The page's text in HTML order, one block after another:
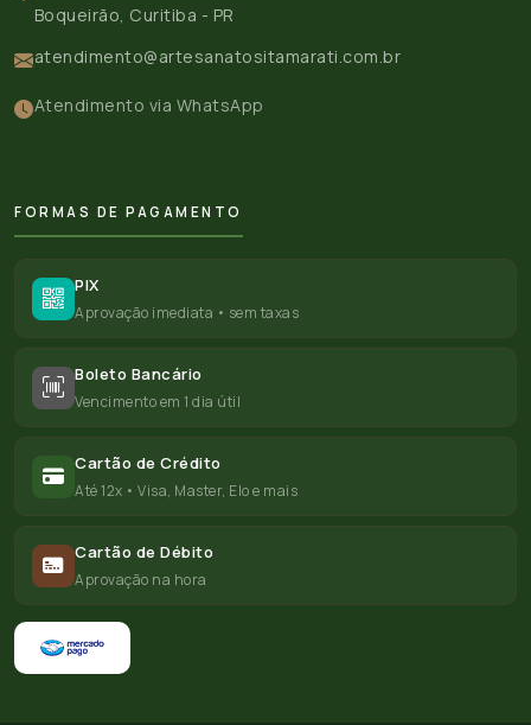
Boqueirão, Curitiba - PR
atendimento@artesanatositamarati.com.br
Atendimento via WhatsApp
FORMAS DE PAGAMENTO
PIX
Aprovação imediata • sem taxas
Boleto Bancário
Vencimento em 1 dia útil
Cartão de Crédito
Até 12x • Visa, Master, Elo e mais
Cartão de Débito
Aprovação na hora